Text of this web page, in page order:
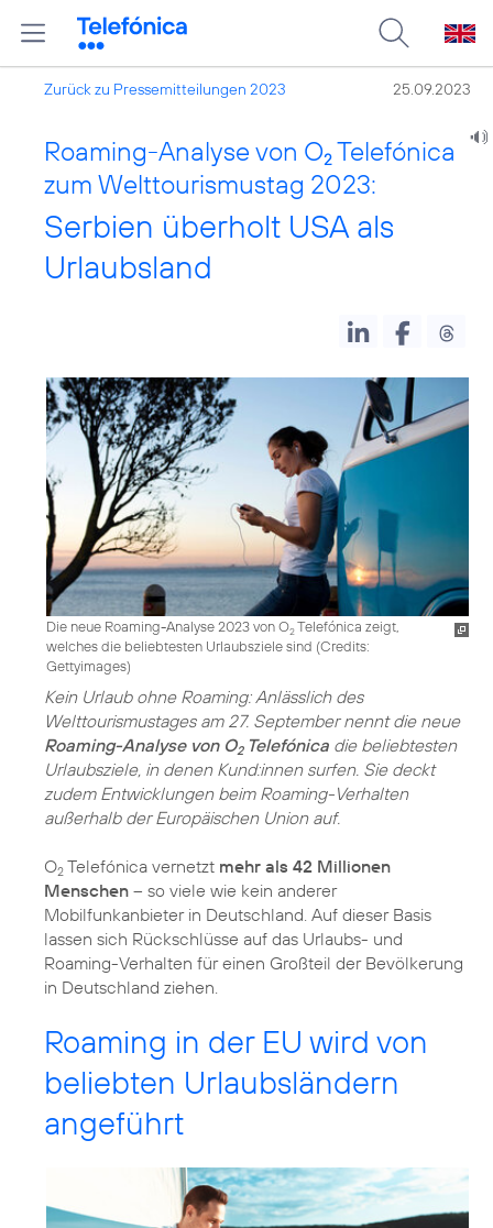
Zurück zu Pressemitteilungen 2023 25.09.2023
Roaming-Analyse von O2 Telefónica
zum Welttourismustag 2023:
Serbien überholt USA als
Urlaubsland
Die neue Roaming-Analyse 2023 von O2Telefónica zeigt,
welches die beliebtesten Urlaubsziele sind (Credits:
Gettyimages)
Kein Urlaub ohne Roaming: Anlässlich des
Welttourismustages am 27. September nennt die neue
Roaming-Analyse von O2Telefónica die beliebtesten
Urlaubsziele, in denen Kund:innen surfen. Sie deckt
zudem Entwicklungen beim Roaming-Verhalten
außerhalb der Europäischen Union auf.
O2 Telefónica vernetzt mehr als 42 Millionen
Menschen – so viele wie kein anderer
Mobilfunkanbieter in Deutschland. Auf dieser Basis
lassen sich Rückschlüsse auf das Urlaubs- und
Roaming-Verhalten für einen Großteil der Bevölkerung
in Deutschland ziehen.
Roaming in der EU wird von
beliebten Urlaubsländern
angeführt